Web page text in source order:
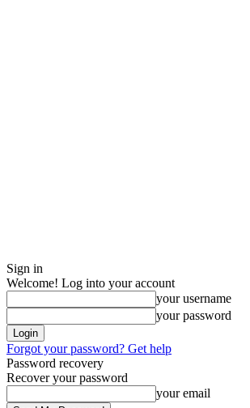
Sign in
Welcome! Log into your account
your username
your password
Forgot your password? Get help
Password recovery
Recover your password
your email